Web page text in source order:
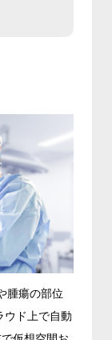
腫瘍の部位
ウド上で自動